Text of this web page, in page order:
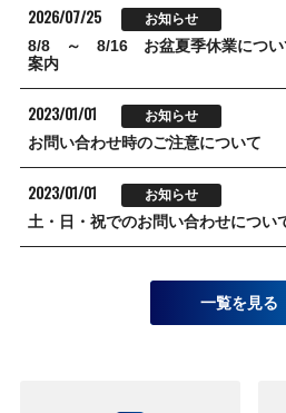
2026/07/25 お知らせ
8/8 ～ 8/16 お盆夏季休業につ
案内
2023/01/01 お知らせ
お問い合わせ時のご注意について
2023/01/01 お知らせ
土・日・祝でのお問い合わせについ
一覧を見る